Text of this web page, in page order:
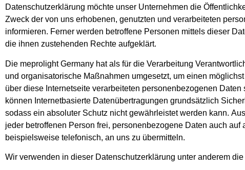
Datenschutzerklärung möchte unser Unternehmen die
Zweck der von uns erhobenen, genutzten und verarbeiteten
informieren. Ferner werden betroffene Personen mittels dieser
die ihnen zustehenden Rechte aufgeklärt.
Die meprolight Germany hat als für die Verarbeitung
und organisatorische Maßnahmen umgesetzt, um einen
über diese Internetseite verarbeiteten personenbezogenen
können Internetbasierte Datenübertragungen grundsätzlich
sodass ein absoluter Schutz nicht gewährleistet werden kann.
jeder betroffenen Person frei, personenbezogene Daten auch auf
beispielsweise telefonisch, an uns zu übermitteln.
Wir verwenden in dieser Datenschutzerklärung unter anderem